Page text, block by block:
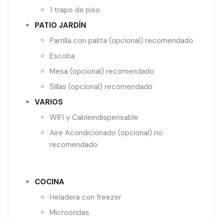
1 trapo de piso
PATIO JARDÍN
Parrilla con palita (opcional) recomendado
Escoba
Mesa (opcional) recomendado
Sillas (opcional) recomendado
VARIOS
WIFI y Cableindispensable
Aire Acondicionado (opcional) no
recomendado
COCINA
Heladera con freezer
Microondas